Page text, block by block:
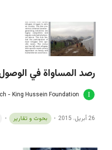
رصد المساواة في
- King Hussein Foundation
26 أبريل، 2015 بحوث و تقارير